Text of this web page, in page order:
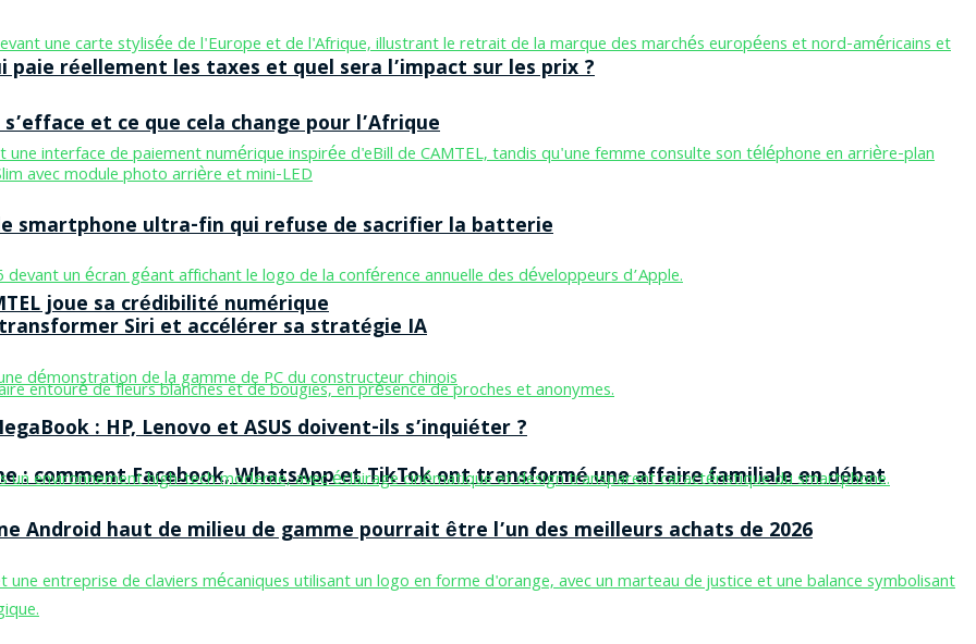
paie réellement les taxes et quel sera l’impact sur les prix ?
joue sa crédibilité numérique
: comment Facebook, WhatsApp et TikTok ont transformé une affaire familiale en débat
et ce que cela change pour l’Afrique
le smartphone ultra-fin qui refuse de sacrifier la batterie
transformer Siri et accélérer sa stratégie IA
: HP, Lenovo et ASUS doivent-ils s’inquiéter ?
Android haut de milieu de gamme pourrait être l’un des meilleurs achats de 2026